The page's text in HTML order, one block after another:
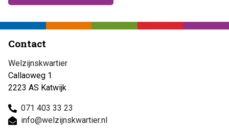
Contact
Welzijnskwartier
Callaoweg 1
2223 AS Katwijk
071 403 33 23
info@welzijnskwartier.nl